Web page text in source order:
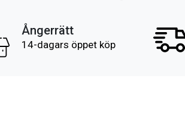
Ångerrätt
14-dagars öppet köp